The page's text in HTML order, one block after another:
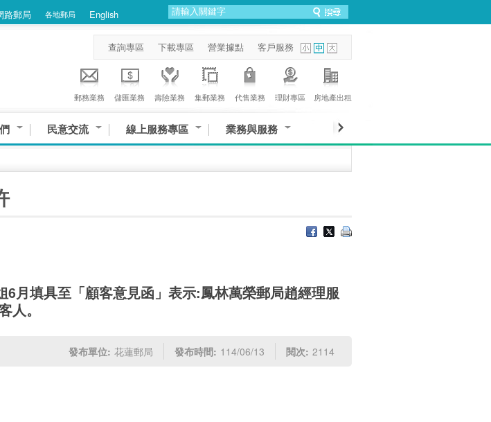
路郵局 各地郵局 English
查詢專區 下載專區 營業據點 客戶服務
郵務業務 儲匯業務 壽險業務 集郵業務 代售業務 理財專區 房地產出租
民意交流 線上服務專區 業務與服務
6月填具至「顧客意見函」表示:鳳林萬榮郵局趙經理服
人。
發布單位: 花蓮郵局 發布時間: 114/06/13 閱次: 2114